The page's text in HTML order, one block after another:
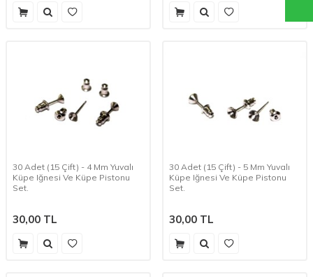
30 Adet (15 Çift) - 4 Mm Yuvalı
Küpe Iğnesi Ve Küpe Pistonu
Set.
30,00 TL
30 Adet (15 Çift) - 5 Mm Yuvalı
Küpe Iğnesi Ve Küpe Pistonu
Set.
30,00 TL